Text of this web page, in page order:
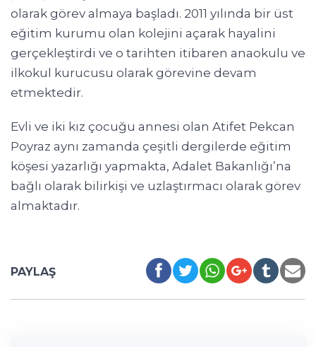
olarak görev almaya başladı. 2011 yılında bir üst
eğitim kurumu olan kolejini açarak hayalini
gerçekleştirdi ve o tarihten itibaren anaokulu ve
ilkokul kurucusu olarak görevine devam
etmektedir.
Evli ve iki kız çocuğu annesi olan Atifet Pekcan
Poyraz aynı zamanda çeşitli dergilerde eğitim
köşesi yazarlığı yapmakta, Adalet Bakanlığı’na
bağlı olarak bilirkişi ve uzlaştırmacı olarak görev
almaktadır.
PAYLAŞ